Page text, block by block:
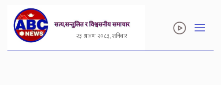
२३ श्रावण २०८३, शनिबार